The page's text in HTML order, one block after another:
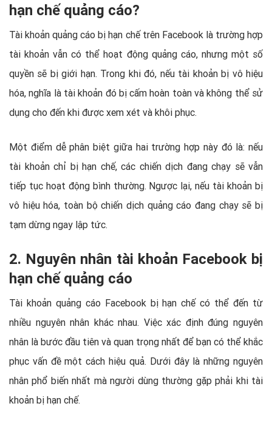
hạn chế quảng cáo?
Tài khoản quảng cáo bị hạn chế trên Facebook là trường hợp
tài khoản vẫn có thể hoạt động quảng cáo, nhưng một số
quyền sẽ bị giới hạn. Trong khi đó, nếu tài khoản bị vô hiệu
hóa, nghĩa là tài khoản đó bị cấm hoàn toàn và không thể sử
dụng cho đến khi được xem xét và khôi phục.
Một điểm dễ phân biệt giữa hai trường hợp này đó là: nếu
tài khoản chỉ bị hạn chế, các chiến dịch đang chạy sẽ vẫn
tiếp tục hoạt động bình thường. Ngược lại, nếu tài khoản bị
vô hiệu hóa, toàn bộ chiến dịch quảng cáo đang chạy sẽ bị
tạm dừng ngay lập tức.
2. Nguyên nhân tài khoản Facebook bị
hạn chế quảng cáo
Tài khoản quảng cáo Facebook bị hạn chế có thể đến từ
nhiều nguyên nhân khác nhau. Việc xác định đúng nguyên
nhân là bước đầu tiên và quan trọng nhất để bạn có thể khắc
phục vấn đề một cách hiệu quả. Dưới đây là những nguyên
nhân phổ biến nhất mà người dùng thường gặp phải khi tài
khoản bị hạn chế.